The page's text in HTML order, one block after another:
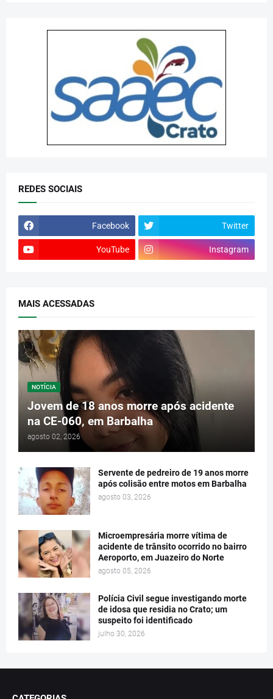
REDES SOCIAIS
Facebook Twitter
YouTube Instagram
MAIS ACESSADAS
NOTÍCIA
Jovem de 18 anos morre após acidente
na CE-060, em Barbalha
agosto 02, 2026
Servente de pedreiro de 19 anos morre
após colisão entre motos em Barbalha
agosto 03, 2026
Microempresária morre vítima de
acidente de trânsito ocorrido no bairro
Aeroporto, em Juazeiro do Norte
agosto 05, 2026
Polícia Civil segue investigando morte
de idosa que residia no Crato; um
suspeito foi identificado
julho 30, 2026